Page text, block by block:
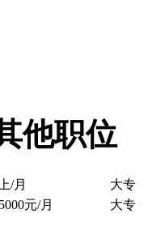
他职位
/月
大专
元/月 大专